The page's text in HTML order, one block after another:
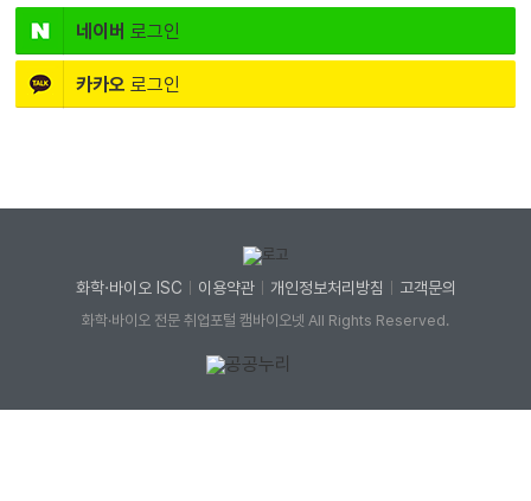
네이버 로그인
카카오 로그인
화학·바이오 ISC 이용약관 개인정보처리방침 고객문의
화학·바이오 전문 취업포털 캠바이오넷 All Rights Reserved.